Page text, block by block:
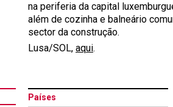
na periferia da capital
além de cozinha e balneário
sector da construção.
Lusa/SOL, aqui.
Países